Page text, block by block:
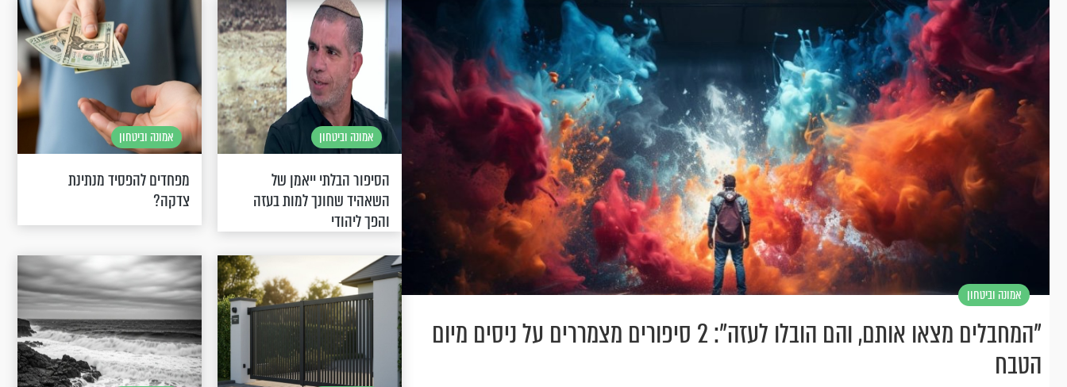
אמונה וביטחון
"המחבלים מצאו אותם, והם הובלו לעזה": 2 סיפורים מצמררים על ניסים מיום
הטבח
אמונה וביטחון
הסיפור הבלתי ייאמן של
השאהיד שחונך למות בעזה
והפך ליהודי
אמונה וביטחון
מפחדים להפסיד מנתינת
צדקה?